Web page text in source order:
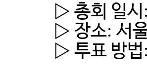
▷ 총회 일시
▷ 장소: 서
▷ 투표 방법